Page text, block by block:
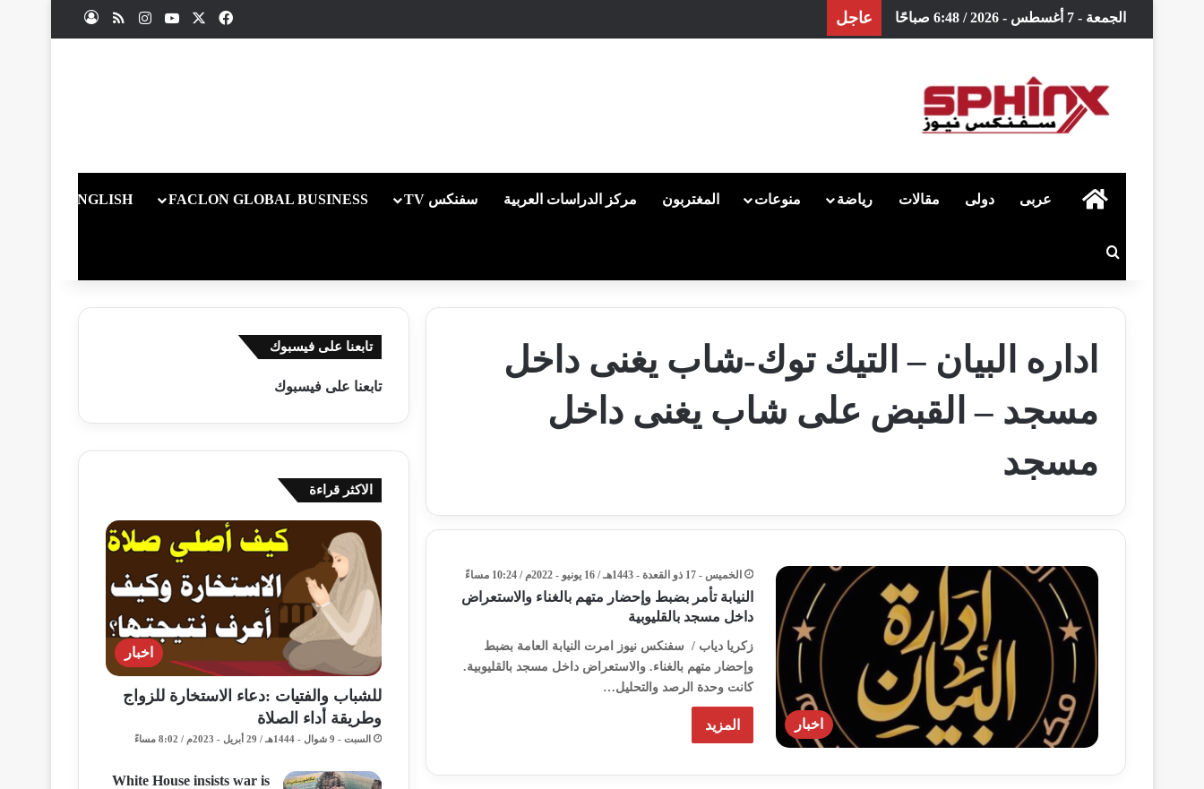
الجمعة - 7 أغسطس - 2026 / 6:48 صباحًا عاجل فيسبوك يوتيوبانستقرامملخص الموقع RSS
الرئيسية
عربى دولى مقالات رياضة منوعات المغتربون مركز الدراسات العربية سفنكس TV FACLON GLOBAL BUSINESS
ENGLISH
اداره البيان – التيك توك-شاب يغنى داخل
مسجد – القبض على شاب يغنى داخل
مسجد
اخبار
الخميس - 17 ذو القعدة - 1443هـ / 16 يونيو - 2022م / 10:24 مساءً
النيابة تأمر بضبط وإحضار متهم بالغناء والاستعراض
داخل مسجد بالقليوبية
زكريا دياب / سفنكس نيوز امرت النيابة العامة بضبط
وإحضار متهم بالغناء. والاستعراض داخل مسجد بالقليوبية.
كانت وحدة الرصد والتحليل…
المزيد
تابعنا على فيسبوك
تابعنا على فيسبوك
الاكثر قراءة
اخبار
للشباب والفتيات :دعاء الاستخارة للزواج
وطريقة أداء الصلاة
السبت - 9 شوال - 1444هـ / 29 أبريل - 2023م / 8:02 مساءً
White House insists war is